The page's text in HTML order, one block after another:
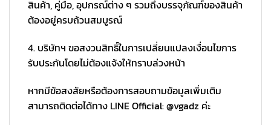
สินค้า, คู่มือ, อุปกรณ์ต่าง ๆ รวมถึงบรรจุภัณฑ์ของสินค้า
ต้องอยู่ครบถ้วนสมบูรณ์
4. บริษัทฯ ขอสงวนสิทธิ์ในการเปลี่ยนแปลงเงื่อนไขการ
รับประกันโดยไม่ต้องแจ้งให้ทราบล่วงหน้า
หากมีข้อสงสัยหรือต้องการสอบถามข้อมูลเพิ่มเติม
สามารถติดต่อได้ทาง LINE Official: @vgadz ค่ะ